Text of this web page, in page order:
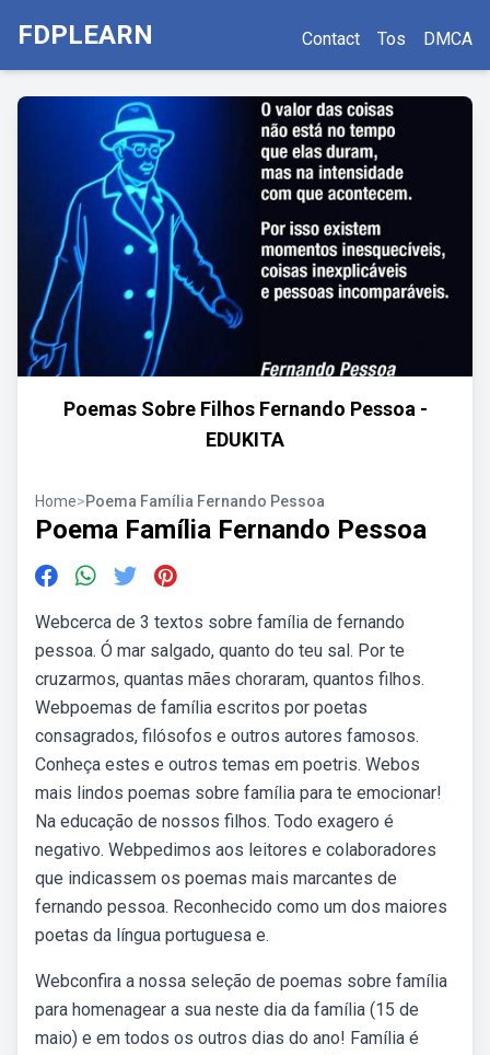
FDPLEARN Contact Tos DMCA
Poemas Sobre Filhos Fernando Pessoa -
EDUKITA
Home>Poema Família Fernando Pessoa
Poema Família Fernando Pessoa
Webcerca de 3 textos sobre família de fernando
pessoa. Ó mar salgado, quanto do teu sal. Por te
cruzarmos, quantas mães choraram, quantos filhos.
Webpoemas de família escritos por poetas
consagrados, filósofos e outros autores famosos.
Conheça estes e outros temas em poetris. Webos
mais lindos poemas sobre família para te emocionar!
Na educação de nossos filhos. Todo exagero é
negativo. Webpedimos aos leitores e colaboradores
que indicassem os poemas mais marcantes de
fernando pessoa. Reconhecido como um dos maiores
poetas da língua portuguesa e.
Webconfira a nossa seleção de poemas sobre família
para homenagear a sua neste dia da família (15 de
maio) e em todos os outros dias do ano! Família é